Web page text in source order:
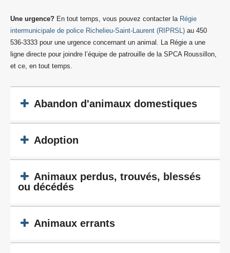
Une urgence? En tout temps, vous pouvez contacter la Régie
intermunicipale de police Richelieu-Saint-Laurent (RIPRSL) au 450
536-3333 pour une urgence concernant un animal. La Régie a une
ligne directe pour joindre l’équipe de patrouille de la SPCA Roussillon,
et ce, en tout temps.
Abandon d'animaux domestiques
Adoption
Animaux perdus, trouvés, blessés
ou décédés
Animaux errants